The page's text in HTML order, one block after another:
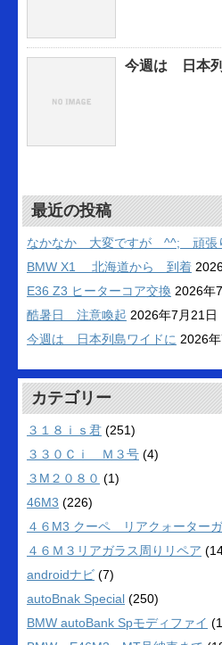
今週は 日本
最近の投稿
なかなか 大変ですが ^^; 頑張
BMW X1 北海道から 到着
E36 Z3 ヒーターコア交換 2026年
酷暑日 注意喚起 2026年7月21日
今週は 日本列島ワイドに 2026
カテゴリー
３１８ｉｓ君 (251)
３３０Ｃｉ Ｍ３号 (4)
３M２０８０ (1)
46M3 (226)
４６M3 クーペ リアクォーター
４６Ｍ３リアガラス周りリペア
androidナビ (7)
autoBnak Special (250)
BMW autoBank Spモディファイ